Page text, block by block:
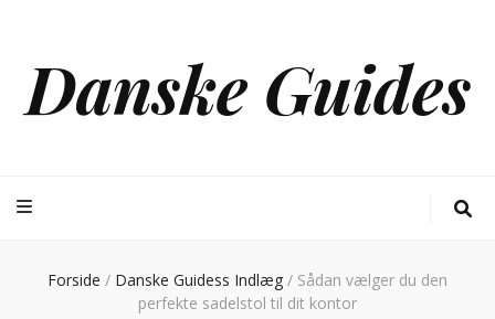
Danske Guides
Forside / Danske Guidess Indlæg / Sådan vælger du den
perfekte sadelstol til dit kontor